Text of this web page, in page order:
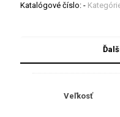
Katalógové číslo: -
Veľkosť